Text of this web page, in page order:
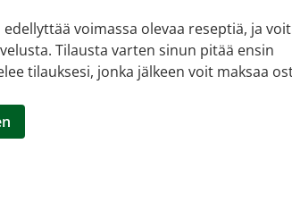
voimassa olevaa reseptiä, ja voit
Tilausta varten sinun pitää ensin
tilauksesi, jonka jälkeen voit maksaa